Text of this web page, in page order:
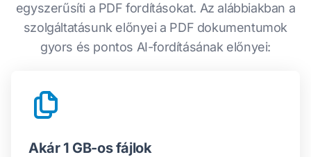
egyszerűsíti a PDF fordításokat. Az alábbiakban a
szolgáltatásunk előnyei a PDF dokumentumok
gyors és pontos AI-fordításának előnyei:
Akár 1 GB-os fájlok